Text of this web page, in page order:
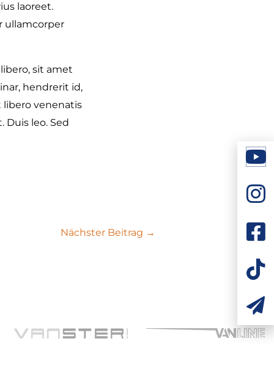
laoreet.
ullamcorper
sit amet
hendrerit id,
venenatis
leo. Sed
Nächster Beitrag →